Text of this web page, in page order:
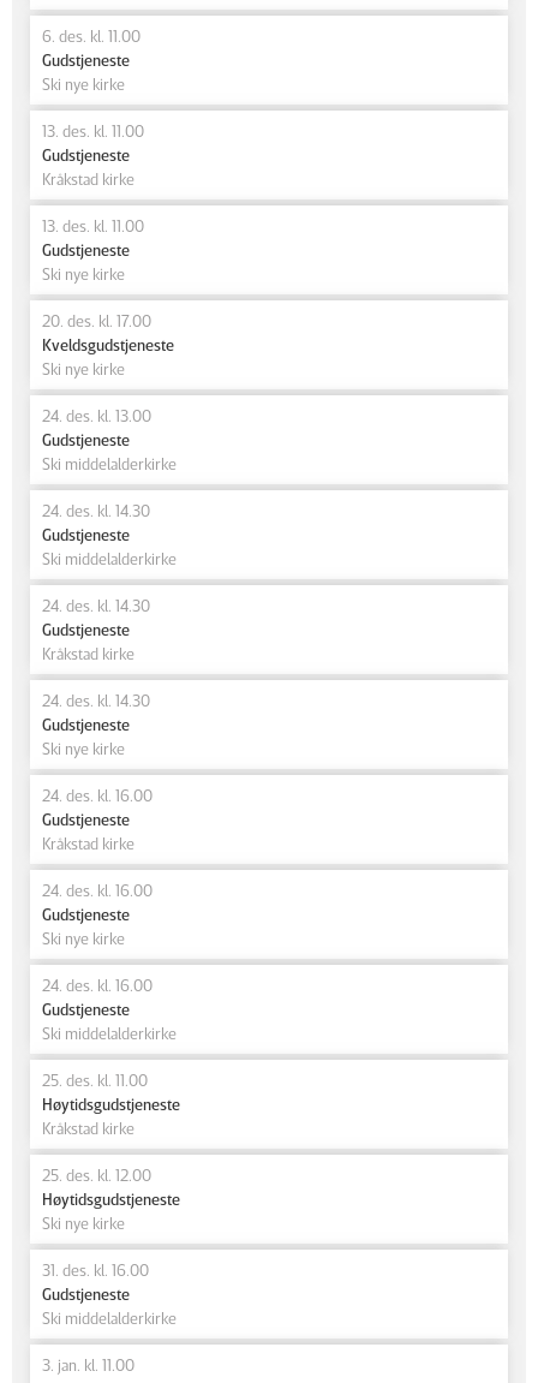
6. des. kl. 11.00
Gudstjeneste
Ski nye kirke
13. des. kl. 11.00
Gudstjeneste
Kråkstad kirke
13. des. kl. 11.00
Gudstjeneste
Ski nye kirke
20. des. kl. 17.00
Kveldsgudstjeneste
Ski nye kirke
24. des. kl. 13.00
Gudstjeneste
Ski middelalderkirke
24. des. kl. 14.30
Gudstjeneste
Ski middelalderkirke
24. des. kl. 14.30
Gudstjeneste
Kråkstad kirke
24. des. kl. 14.30
Gudstjeneste
Ski nye kirke
24. des. kl. 16.00
Gudstjeneste
Kråkstad kirke
24. des. kl. 16.00
Gudstjeneste
Ski nye kirke
24. des. kl. 16.00
Gudstjeneste
Ski middelalderkirke
25. des. kl. 11.00
Høytidsgudstjeneste
Kråkstad kirke
25. des. kl. 12.00
Høytidsgudstjeneste
Ski nye kirke
31. des. kl. 16.00
Gudstjeneste
Ski middelalderkirke
3. jan. kl. 11.00